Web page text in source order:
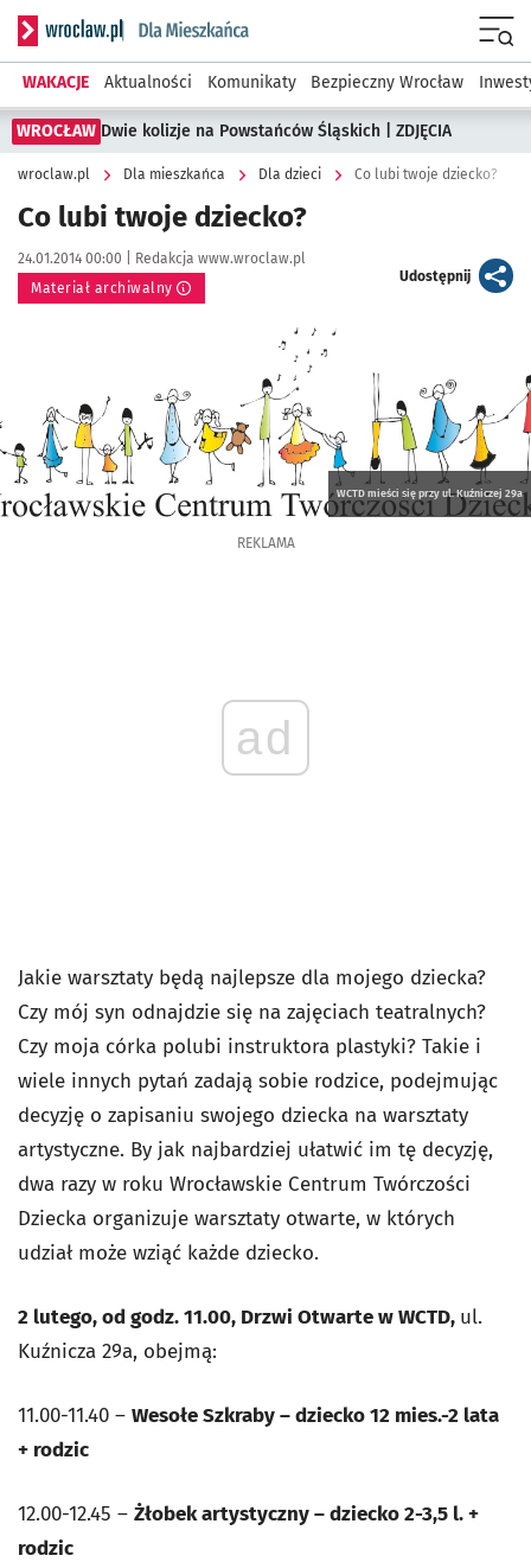
Serwis informacyjny wroclaw.pl podserwis: Dla mieszkańca
WAKACJE Aktualności Komunikaty Bezpieczny Wrocław
WROCŁAW Dwie kolizje na Powstańców Śląskich | ZDJĘCIA
wroclaw.pl Dla mieszkańca Dla dzieci Co lubi twoje dziecko?
Co lubi twoje dziecko?
Data publikacji:
24.01.2014 00:00 | Autor:
Redakcja www.wroclaw.pl
Materiał archiwalny
Udostępnijartykuł
WCTD mieści się przy ul. Kuźniczej 29a
REKLAMA
ad
Jakie warsztaty będą najlepsze dla mojego dziecka?
Czy mój syn odnajdzie się na zajęciach teatralnych?
Czy moja córka polubi instruktora plastyki? Takie i
wiele innych pytań zadają sobie rodzice, podejmując
decyzję o zapisaniu swojego dziecka na warsztaty
artystyczne. By jak najbardziej ułatwić im tę decyzję,
dwa razy w roku Wrocławskie Centrum Twórczości
Dziecka organizuje warsztaty otwarte, w których
udział może wziąć każde dziecko.
2 lutego, od godz. 11.00, Drzwi Otwarte w WCTD, ul.
Kuźnicza 29a, obejmą:
11.00-11.40 – Wesołe Szkraby – dziecko 12 mies.-2 lata
+ rodzic
12.00-12.45 – Żłobek artystyczny – dziecko 2-3,5 l. +
rodzic